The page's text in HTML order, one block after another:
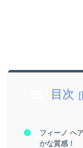
目次
フィーノ ヘ
かな質感！